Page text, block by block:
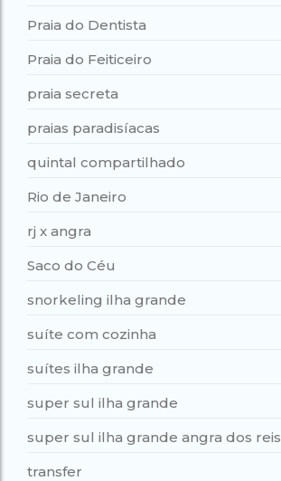
Praia do Dentista
Praia do Feiticeiro
praia secreta
praias paradisíacas
quintal compartilhado
Rio de Janeiro
rj x angra
Saco do Céu
snorkeling ilha grande
suíte com cozinha
suítes ilha grande
super sul ilha grande
super sul ilha grande angra dos reis
transfer